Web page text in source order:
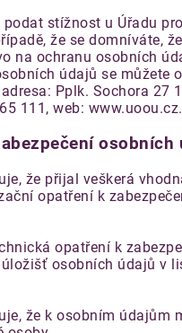
stížnost u Úřadu
že se domníváte,
na ochranu osobních
údajů se můžete
Pplk. Sochora 27
111, web: www.uoou.cz.
osobních
že přijal veškerá
opatření k
opatření k
osobních údajů v
že k osobním údajům